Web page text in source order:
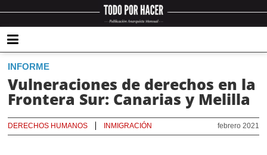
INFORME
Vulneraciones de derechos en la
Frontera Sur: Canarias y Melilla
febrero 2021
DERECHOS HUMANOS INMIGRACIÓN